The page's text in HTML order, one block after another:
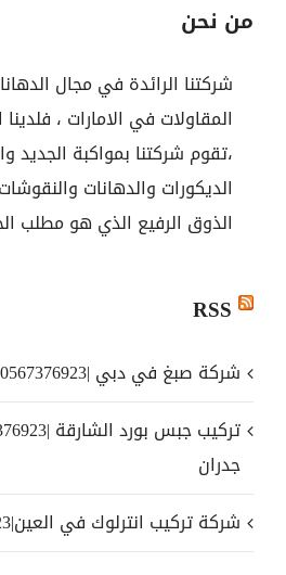
من نحن
شركتنا الرائدة في مجال
المقاولات في الامارات ،
،تقوم شركتنا بمواكبة الجديد
الديكورات والدهانات
الذوق الرفيع الذي هو مطلب
RSS
شركة صبغ في دبي |0567376923| دهانات اسطورية
جدران
شركة تركيب انترلوك في العين|0567376923| انترلوك